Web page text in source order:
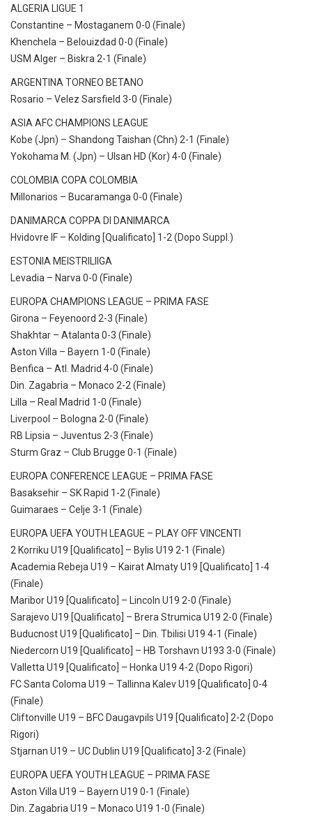
ALGERIA LIGUE 1
Constantine – Mostaganem 0-0 (Finale)
Khenchela – Belouizdad 0-0 (Finale)
USM Alger – Biskra 2-1 (Finale)
ARGENTINA TORNEO BETANO
Rosario – Velez Sarsfield 3-0 (Finale)
ASIA AFC CHAMPIONS LEAGUE
Kobe (Jpn) – Shandong Taishan (Chn) 2-1 (Finale)
Yokohama M. (Jpn) – Ulsan HD (Kor) 4-0 (Finale)
COLOMBIA COPA COLOMBIA
Millonarios – Bucaramanga 0-0 (Finale)
DANIMARCA COPPA DI DANIMARCA
Hvidovre IF – Kolding [Qualificato] 1-2 (Dopo Suppl.)
ESTONIA MEISTRILIIGA
Levadia – Narva 0-0 (Finale)
EUROPA CHAMPIONS LEAGUE – PRIMA FASE
Girona – Feyenoord 2-3 (Finale)
Shakhtar – Atalanta 0-3 (Finale)
Aston Villa – Bayern 1-0 (Finale)
Benfica – Atl. Madrid 4-0 (Finale)
Din. Zagabria – Monaco 2-2 (Finale)
Lilla – Real Madrid 1-0 (Finale)
Liverpool – Bologna 2-0 (Finale)
RB Lipsia – Juventus 2-3 (Finale)
Sturm Graz – Club Brugge 0-1 (Finale)
EUROPA CONFERENCE LEAGUE – PRIMA FASE
Basaksehir – SK Rapid 1-2 (Finale)
Guimaraes – Celje 3-1 (Finale)
EUROPA UEFA YOUTH LEAGUE – PLAY OFF VINCENTI
2 Korriku U19 [Qualificato] – Bylis U19 2-1 (Finale)
Academia Rebeja U19 – Kairat Almaty U19 [Qualificato] 1-4
(Finale)
Maribor U19 [Qualificato] – Lincoln U19 2-0 (Finale)
Sarajevo U19 [Qualificato] – Brera Strumica U19 2-0 (Finale)
Buducnost U19 [Qualificato] – Din. Tbilisi U19 4-1 (Finale)
Niedercorn U19 [Qualificato] – HB Torshavn U193 3-0 (Finale)
Valletta U19 [Qualificato] – Honka U19 4-2 (Dopo Rigori)
FC Santa Coloma U19 – Tallinna Kalev U19 [Qualificato] 0-4
(Finale)
Cliftonville U19 – BFC Daugavpils U19 [Qualificato] 2-2 (Dopo
Rigori)
Stjarnan U19 – UC Dublin U19 [Qualificato] 3-2 (Finale)
EUROPA UEFA YOUTH LEAGUE – PRIMA FASE
Aston Villa U19 – Bayern U19 0-1 (Finale)
Din. Zagabria U19 – Monaco U19 1-0 (Finale)